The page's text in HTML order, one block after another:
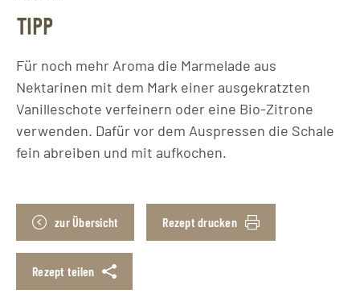
TIPP
Für noch mehr Aroma die Marmelade aus
Nektarinen mit dem Mark einer ausgekratzten
Vanilleschote verfeinern oder eine Bio-Zitrone
verwenden. Dafür vor dem Auspressen die Schale
fein abreiben und mit aufkochen.
zur Übersicht Rezept drucken
Rezept teilen